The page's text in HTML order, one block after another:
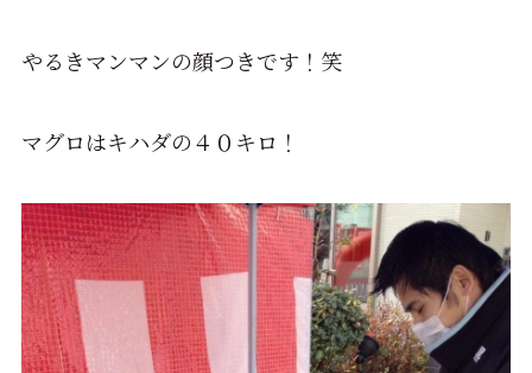
やるきマンマンの顔つきです！笑
マグロはキハダの４０キロ！